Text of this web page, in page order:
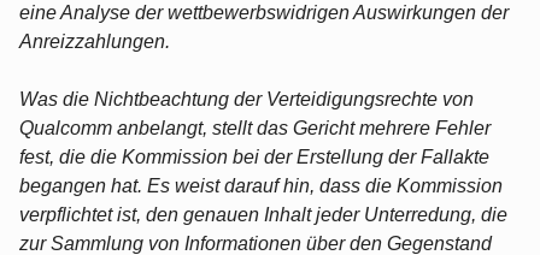
eine Analyse der wettbewerbswidrigen Auswirkungen der
Anreizzahlungen.
Was die Nichtbeachtung der Verteidigungsrechte von
Qualcomm anbelangt, stellt das Gericht mehrere Fehler
fest, die die Kommission bei der Erstellung der Fallakte
begangen hat. Es weist darauf hin, dass die Kommission
verpflichtet ist, den genauen Inhalt jeder Unterredung, die
zur Sammlung von Informationen über den Gegenstand